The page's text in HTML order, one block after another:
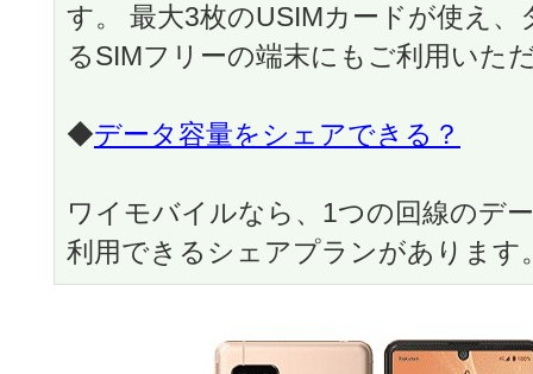
す。 最大3枚のUSIMカードが使え
るSIMフリーの端末にもご利用いた
◆データ容量をシェアできる？
ワイモバイルなら、1つの回線のデ
利用できるシェアプランがあります